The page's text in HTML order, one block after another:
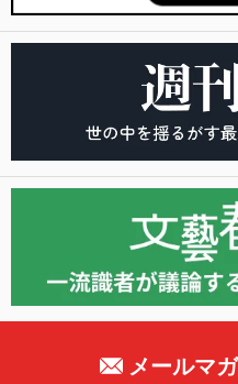
メールマ